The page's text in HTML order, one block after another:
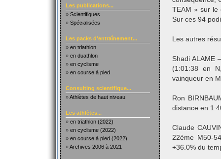
Les publications...
» Scientifiques
» Spécialisées
Les packs d'entraînement...
» en triathlon
» en duathlon
» en cyclisme
» en course à pied
Consulting scientifique...
»Athlètes de haut niveau
Les athlètes...
» en triathlon (2022)
» en cyclisme (2022)
» en course à pied (2022)
»Archives 2006 à 2021
TEAM » sur le
Sur ces 94
Les autres
Shadi ALAME
(1:01:38 en
vainqueur en
Ron
distance en
Claude
22ème M50-
+36.0% du